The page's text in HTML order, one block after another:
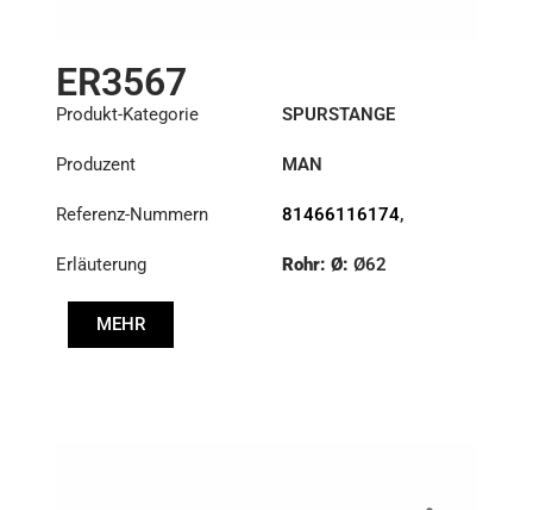
ER3567
Produkt-Kategorie SPURSTANGE
Produzent MAN
Referenz-Nummern 81466116174,
81466116176
Erläuterung Rohr: Ø: Ø62
MEHR